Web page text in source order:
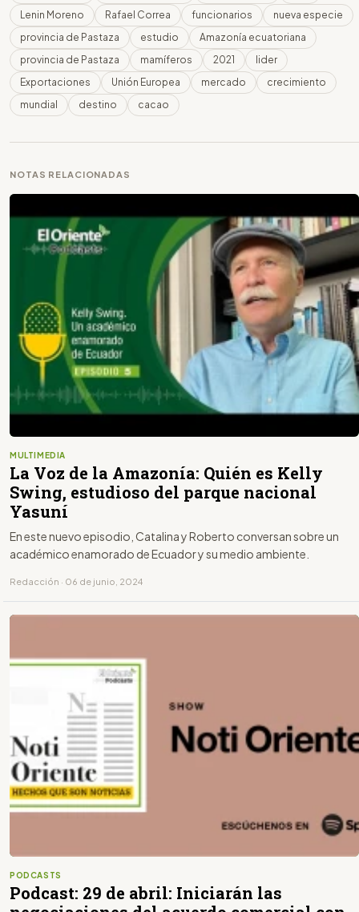
Lenin Moreno
Rafael Correa funcionarios
nueva especie
provincia de Pastaza
estudio
Amazonía ecuatoriana
provincia de Pastaza
mamíferos 2021
lider
Exportaciones
Unión Europea mercado
crecimiento
mundial
destino cacao
NOTAS RELACIONADAS
MULTIMEDIA
La Voz de la Amazonía: Quién es Kelly
Swing, estudioso del parque nacional
Yasuní
En este nuevo episodio, Catalina y Roberto conversan sobre un
académico enamorado de Ecuador y su medio ambiente.
Redacción · 06 de junio, 2024
PODCASTS
Podcast: 29 de abril: Iniciarán las